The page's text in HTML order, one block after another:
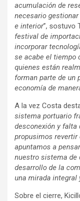
acumulación de
necesario
e interior”, sostuvo
festival de
incorporar
se acabe el tiempo
quienes están
forman parte de un
economía de
A la vez Costa
sistema portuario
desconexión y falta
propusimos revertir
apuntamos a
nuestro sistema de
desarrollo de la
una mirada integral
Sobre el cierre,